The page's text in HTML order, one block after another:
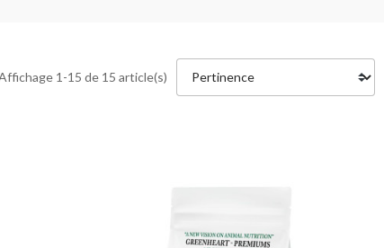
1-15 de 15 article(s)